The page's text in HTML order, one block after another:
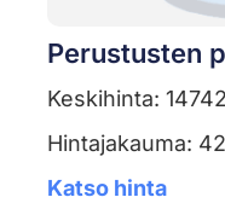
Perustusten
Keskihinta:
Hintajakauma:
Katso hinta